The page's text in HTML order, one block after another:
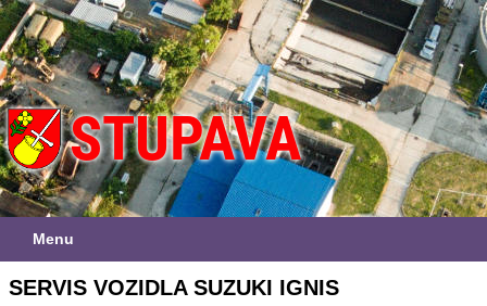
Menu
SERVIS VOZIDLA SUZUKI IGNIS